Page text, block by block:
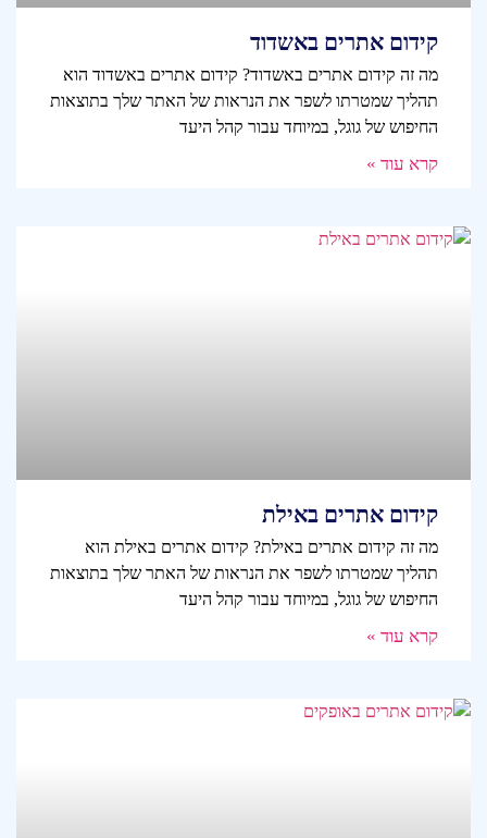
קידום אתרים באשדוד
מה זה קידום אתרים באשדוד? קידום אתרים באשדוד הוא
תהליך שמטרתו לשפר את הנראות של האתר שלך בתוצאות
החיפוש של גוגל, במיוחד עבור קהל היעד
קרא עוד »
קידום אתרים באילת
מה זה קידום אתרים באילת? קידום אתרים באילת הוא
תהליך שמטרתו לשפר את הנראות של האתר שלך בתוצאות
החיפוש של גוגל, במיוחד עבור קהל היעד
קרא עוד »